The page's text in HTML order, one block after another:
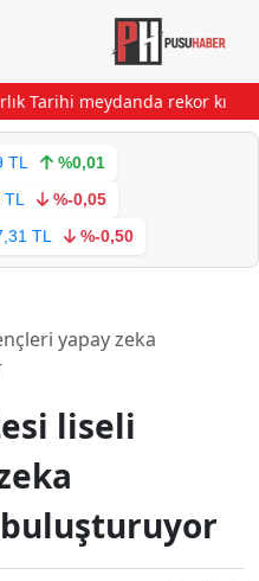
Tarihi meydanda rekor kırıldı,
TL
%0,01
%-0,05
TL %-0,50
yapay zeka
liseli